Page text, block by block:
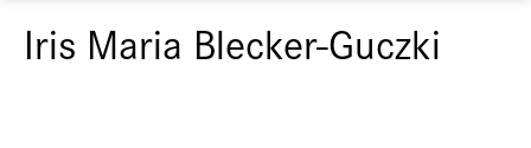
Iris Maria Blecker-Guczki